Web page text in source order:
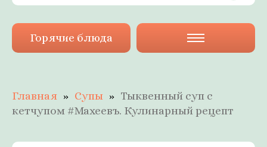
Горячие блюда
Главная Супы
Тыквенный суп с
кетчупом #Махеевъ. Кулинарный рецепт